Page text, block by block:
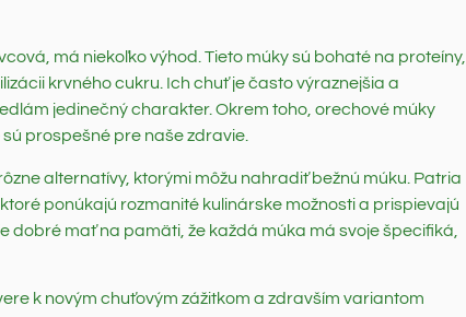
má niekoľko výhod. Tieto múky sú bohaté na proteíny,
krvného cukru. Ich chuť je často výraznejšia a
jedinečný charakter. Okrem toho, orechové múky
prospešné pre naše zdravie.
alternatívy, ktorými môžu nahradiť bežnú múku. Patria
ponúkajú rozmanité kulinárske možnosti a prispievajú
dobré mať na pamäti, že každá múka má svoje špecifiká,
k novým chuťovým zážitkom a zdravším variantom